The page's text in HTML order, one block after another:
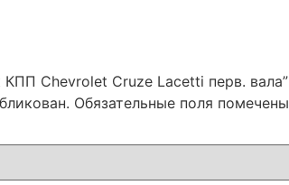
Chevrolet Cruze Lacetti перв. вала”
Обязательные поля помечены